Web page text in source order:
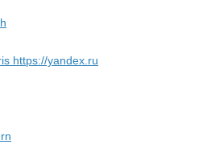
https://yandex.ru